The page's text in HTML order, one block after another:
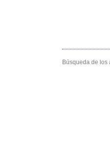
Búsqueda de